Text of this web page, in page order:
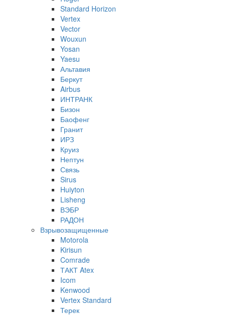
Standard Horizon
Vertex
Vector
Wouxun
Yosan
Yaesu
Альтавия
Беркут
Airbus
ИНТРАНК
Бизон
Баофенг
Гранит
ИРЗ
Круиз
Нептун
Связь
Sirus
Huiyton
Lisheng
ВЭБР
РАДОН
Взрывозащищенные
Motorola
Kirisun
Comrade
ТАКТ Atex
Icom
Kenwood
Vertex Standard
Терек